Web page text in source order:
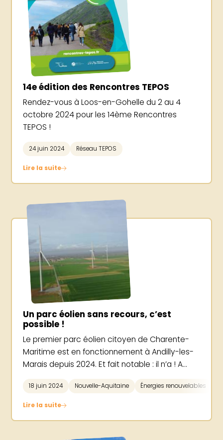
14e édition des Rencontres TEPOS
Rendez-vous à Loos-en-Gohelle du 2 au 4
octobre 2024 pour les 14ème Rencontres
TEPOS !
24 juin 2024 Réseau TEPOS
Lire la suite
Un parc éolien sans recours, c’est
possible !
Le premier parc éolien citoyen de Charente-
Maritime est en fonctionnement à Andilly-les-
Marais depuis 2024. Et fait notable : il n’a ! A...
18 juin 2024 Nouvelle-Aquitaine Énergies renouvelables
Lire la suite